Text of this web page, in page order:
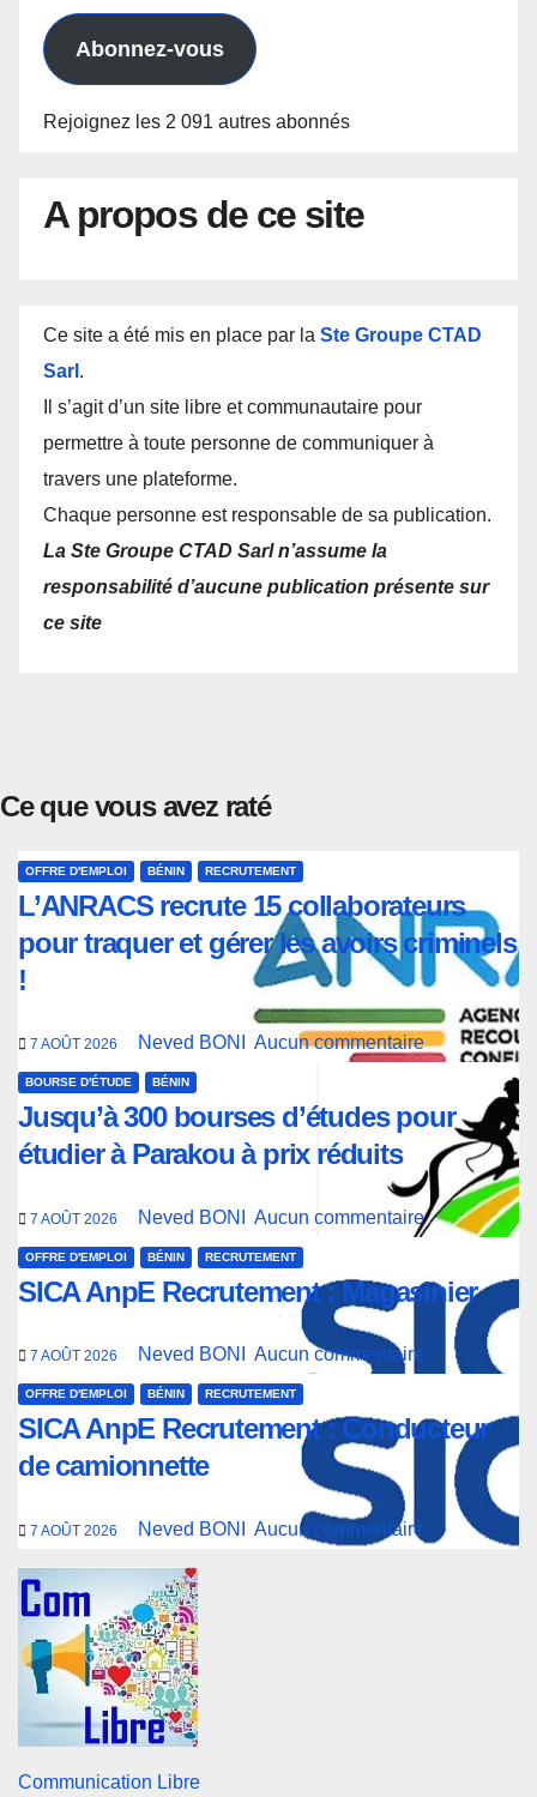
mail
Abonnez-vous
Rejoignez les 2 091 autres abonnés
A propos de ce site
Ce site a été mis en place par la Ste Groupe CTAD
Sarl .
Il s’agit d’un site libre et communautaire pour
permettre à toute personne de communiquer à
travers une plateforme.
Chaque personne est responsable de sa publication.
La Ste Groupe CTAD Sarl n’assume la
responsabilité d’aucune publication présente sur
ce site
Ce que vous avez raté
OFFRE D'EMPLOI BÉNIN RECRUTEMENT
L’ANRACS recrute 15 collaborateurs
pour traquer et gérer les avoirs criminels
!
7 AOÛT 2026 Neved BONI Aucun commentaire
BOURSE D'ÉTUDE BÉNIN
Jusqu’à 300 bourses d’études pour
étudier à Parakou à prix réduits
7 AOÛT 2026 Neved BONI Aucun commentaire
OFFRE D'EMPLOI BÉNIN RECRUTEMENT
SICA AnpE Recrutement : Magasinier
7 AOÛT 2026 Neved BONI Aucun commentaire
OFFRE D'EMPLOI BÉNIN RECRUTEMENT
SICA AnpE Recrutement : Conducteur
de camionnette
7 AOÛT 2026 Neved BONI Aucun commentaire
Communication Libre